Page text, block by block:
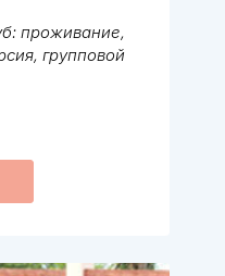
проживание,
групповой